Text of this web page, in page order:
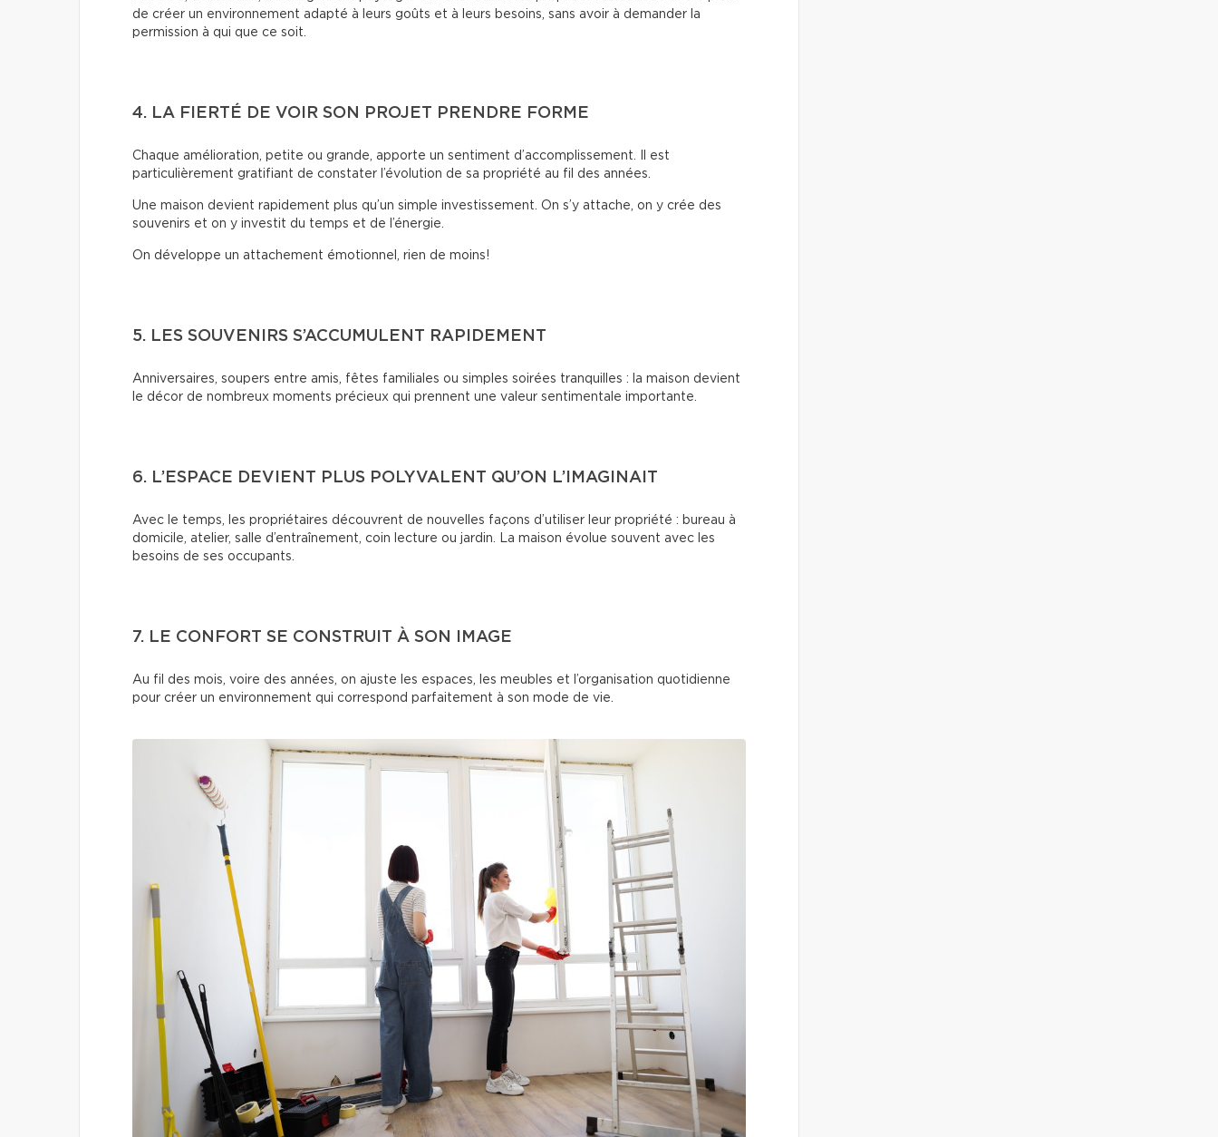
de créer un environnement adapté à leurs goûts et à leurs besoins, sans avoir à demander la
permission à qui que ce soit.
4. LA FIERTÉ DE VOIR SON PROJET PRENDRE FORME
Chaque amélioration, petite ou grande, apporte un sentiment d’accomplissement. Il est
particulièrement gratifiant de constater l’évolution de sa propriété au fil des années.
Une maison devient rapidement plus qu’un simple investissement. On s’y attache, on y crée des
souvenirs et on y investit du temps et de l’énergie.
On développe un attachement émotionnel, rien de moins!
5. LES SOUVENIRS S’ACCUMULENT RAPIDEMENT
Anniversaires, soupers entre amis, fêtes familiales ou simples soirées tranquilles : la maison devient
le décor de nombreux moments précieux qui prennent une valeur sentimentale importante.
6. L’ESPACE DEVIENT PLUS POLYVALENT QU’ON L’IMAGINAIT
Avec le temps, les propriétaires découvrent de nouvelles façons d’utiliser leur propriété : bureau à
domicile, atelier, salle d’entraînement, coin lecture ou jardin. La maison évolue souvent avec les
besoins de ses occupants.
7. LE CONFORT SE CONSTRUIT À SON IMAGE
Au fil des mois, voire des années, on ajuste les espaces, les meubles et l’organisation quotidienne
pour créer un environnement qui correspond parfaitement à son mode de vie.